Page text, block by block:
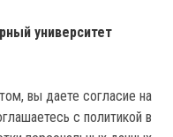
университет
вы даете согласие на
с политикой в